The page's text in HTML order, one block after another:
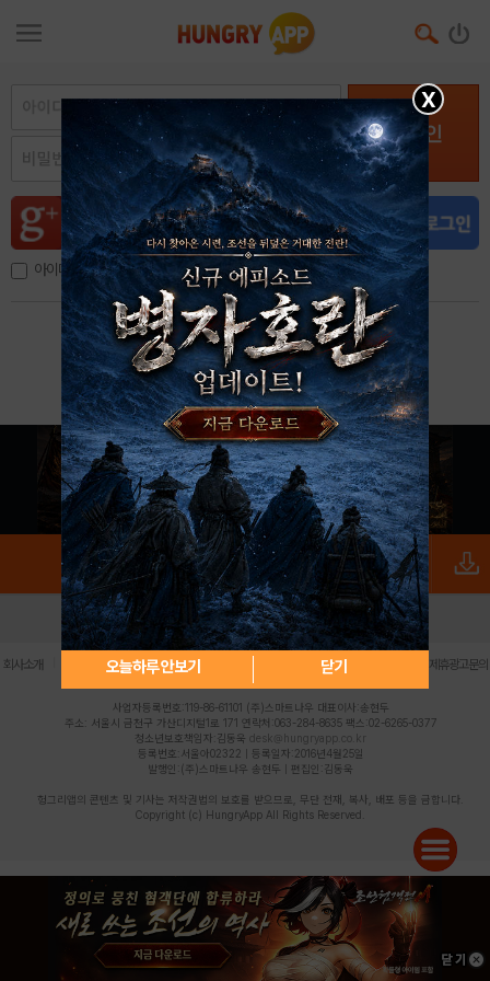
로그인
아이디, 이메일 저장
아이디 / 비밀번호 찾기 회원가입
X
오늘하루 안보기 닫기
로그인 PC버전 전체앱
회사소개 | 개인정보 처리방침 불법촬영물 신고센터 제휴광고문의
사업자등록번호:119-86-61101 (주)스마트나우 대표이사:송현두
주소: 서울시 금천구 가산디지털1로 171 연락처:063-284-8635 팩스:02-6265-0377
청소년보호책임자:김동욱 desk@hungryapp.co.kr
등록번호:서울아02322 | 등록일자:2016년4월25일
발행인:(주)스마트나우 송현두 | 편집인:김동욱
헝그리앱의 콘텐츠 및 기사는 저작권법의 보호를 받으므로, 무단 전재, 복사, 배포 등을 금합니다.
Copyright (c) HungryApp All Rights Reserved.